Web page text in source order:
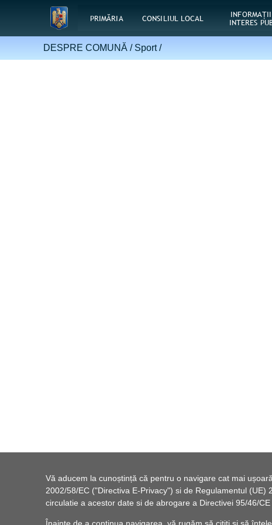
Vă aducem la cunoștință că pentru o navigare cat mai
2002/58/EC ("Directiva E-Privacy") si de Regulamentul
circulatie a acestor date si de abrogare a Directivei 95/46/CE
PRIMĂRIA CONSILIUL LOCAL INTERES
DESPRE COMUNĂ / Sport/